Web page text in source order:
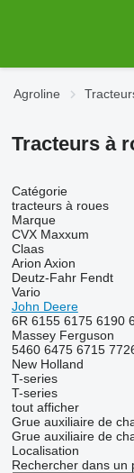
Agroline
Tracteurs à
Catégorie
tracteurs à roues
Marque
CVX Maxxum
Claas
Arion Axion
Deutz-Fahr Fendt
Vario
John Deere
6R 6155 6175 6190
Massey Ferguson
5460 6475 6715
New Holland
T-series
T-series
tout afficher
Grue auxiliaire de
Grue auxiliaire de
Localisation
Rechercher dans un